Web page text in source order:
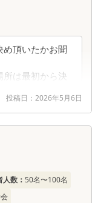
め頂いたかお聞
は最初から決
の他ご意見・ご
い。
て下っ去って感
ォローがたす
りませんです
投稿日： 2026年5月6日
数： 50名〜100名